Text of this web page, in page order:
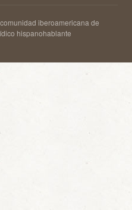
iberoamericana de
hispanohablante